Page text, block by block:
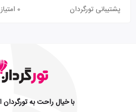
پشتیبانی تورگردان
0 امتیاز
با خیال راحت به تورگردان